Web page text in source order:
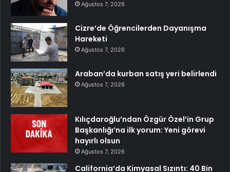
Ağustos 7, 2026
Cizre’de Öğrencilerden Dayanışma
Hareketi
Ağustos 7, 2026
Araban’da kurban satış yeri belirlendi
Ağustos 7, 2026
Kılıçdaroğlu’ndan Özgür Özel’in Grup
Başkanlığı’na ilk yorum: Yeni görevi
hayırlı olsun
Ağustos 7, 2026
California’da Kimyasal Sızıntı: 40 Bin